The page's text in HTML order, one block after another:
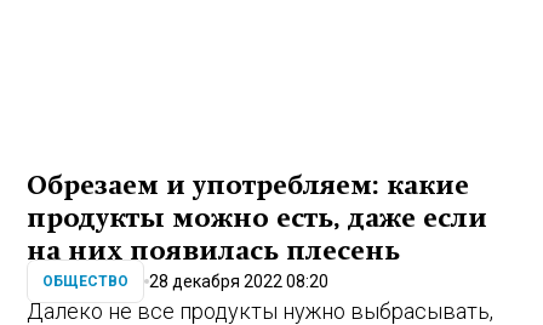
Обрезаем и употребляем: какие
продукты можно есть, даже если
на них появилась плесень
ОБЩЕСТВО 28 декабря 2022 08:20
Далеко не все продукты нужно выбрасывать,